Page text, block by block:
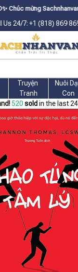
Sachnhanvan.com đã
Us 24/7: +1 (818) 869
Truyện
Tranh
Nuôi
Con
521 sold in the last